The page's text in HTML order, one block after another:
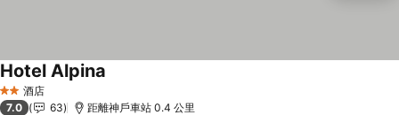
2 星級酒店
Hotel Alpina
7.0 63 距離神戶車站 0.4 公里